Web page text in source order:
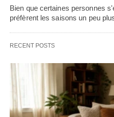
Bien que certaines personnes
préfèrent les saisons un peu
RECENT POSTS